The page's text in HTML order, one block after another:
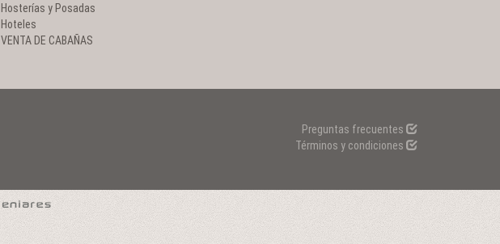
Hosterías y Posadas
Hoteles
VENTA DE CABAÑAS
Preguntas frecuentes
Términos y condiciones